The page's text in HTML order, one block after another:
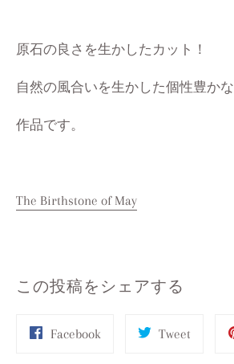
原石の良さを生かしたカット！
自然の風合いを生かした個性豊かな
作品です。
The Birthstone of May
この投稿をシェアする
Facebook Tweet